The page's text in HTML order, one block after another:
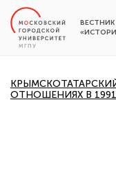
ВЕСТНИК
ОТНОШЕНИЯХ В